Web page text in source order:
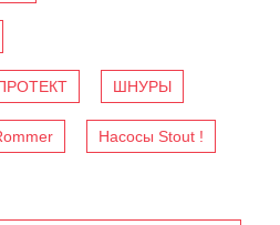
ШНУРЫ
Насосы Stout !